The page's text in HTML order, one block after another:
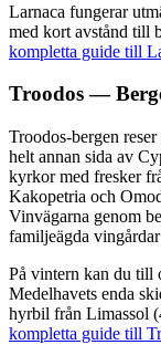
Larnaca fungerar
med kort avstånd till
kompletta guide till
Troodos —
Troodos-bergen
helt annan sida av
kyrkor med fresker
Kakopetria och
Vinvägarna genom
familjeägda
På vintern kan du
Medelhavets enda
hyrbil från Limassol
kompletta guide till